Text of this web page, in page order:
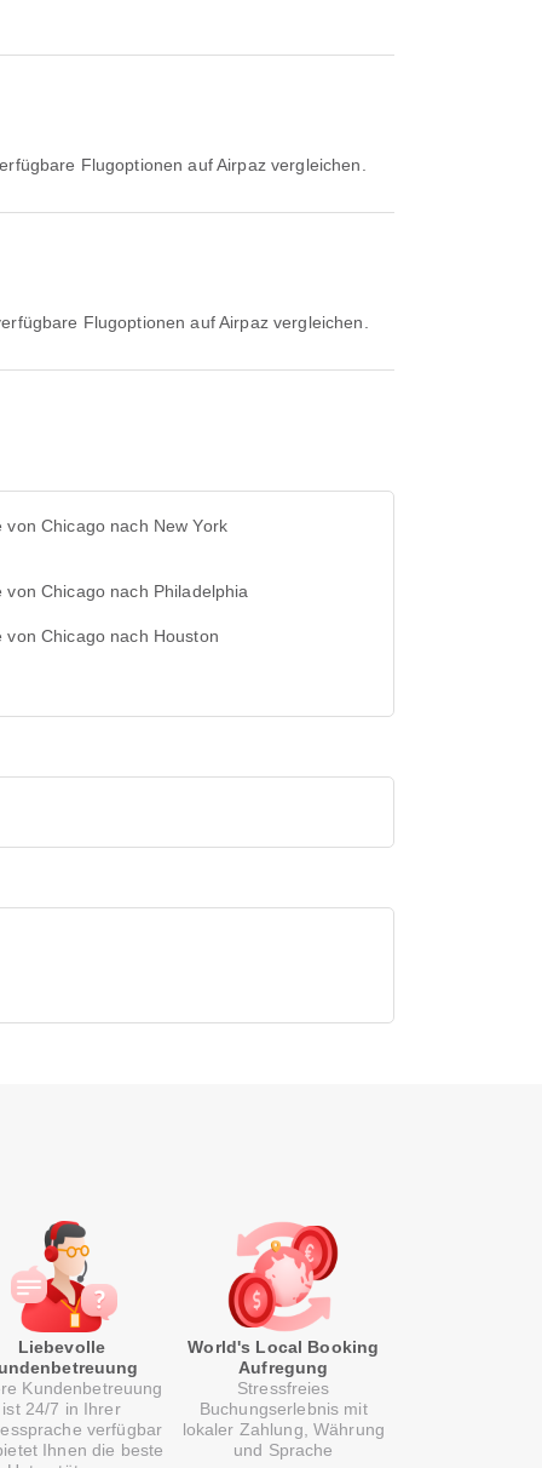
Flugoptionen auf Airpaz vergleichen.
Flugoptionen auf Airpaz vergleichen.
von Chicago nach New York
von Chicago nach Philadelphia
von Chicago nach Houston
Liebevolle
Kundenbetreuung
ist 24/7 in Ihrer
verfügbar
Ihnen die beste
World's Local Booking
Aufregung
Stressfreies
Buchungserlebnis mit
lokaler Zahlung, Währung
und Sprache